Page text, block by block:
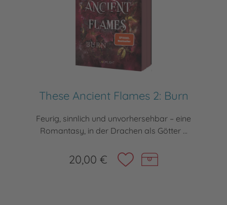
These Ancient Flames 2: Burn
Feurig, sinnlich und unvorhersehbar – eine
Romantasy, in der Drachen als Götter ...
20,00 €